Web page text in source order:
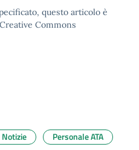
questo articolo è
Commons
Notizie Personale ATA